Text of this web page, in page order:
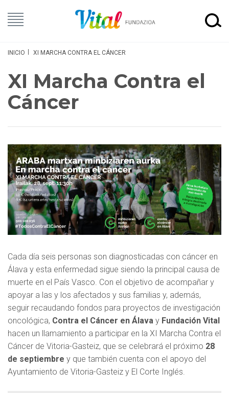
INICIO XI MARCHA CONTRA EL CÁNCER
XI Marcha Contra el
Cáncer
Cada día seis personas son diagnosticadas con cáncer en
Álava y esta enfermedad sigue siendo la principal causa de
muerte en el País Vasco. Con el objetivo de acompañar y
apoyar a las y los afectados y sus familias y, además,
seguir recaudando fondos para proyectos de investigación
oncológica, Contra el Cáncer en Álava y Fundación Vital
hacen un llamamiento a participar en la XI Marcha Contra el
Cáncer de Vitoria-Gasteiz, que se celebrará el próximo 28
de septiembre y que también cuenta con el apoyo del
Ayuntamiento de Vitoria-Gasteiz y El Corte Inglés.